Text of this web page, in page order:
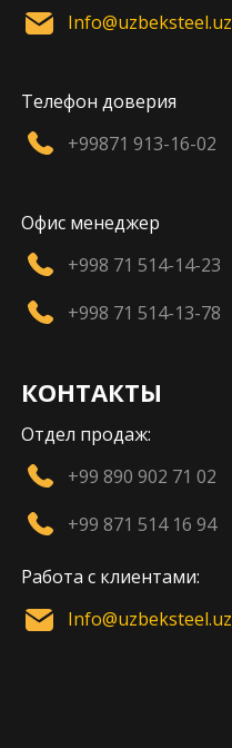
Info@uzbeksteel.uz
Телефон доверия
+99871 913-16-02
Офис менеджер
+998 71 514-14-23
+998 71 514-13-78
КОНТАКТЫ
Отдел продаж:
+99 890 902 71 02
+99 871 514 16 94
Работа с клиентами:
Info@uzbeksteel.uz